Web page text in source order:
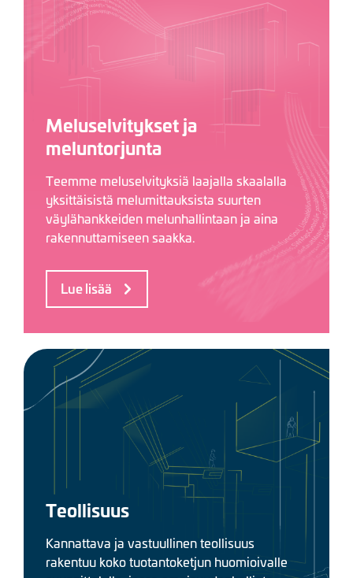
Meluselvitykset ja
meluntorjunta
Teemme meluselvityksiä laajalla skaalalla
yksittäisistä melumittauksista suurten
väylähankkeiden melunhallintaan ja aina
rakennuttamiseen saakka.
Lue lisää
Teollisuus
Kannattava ja vastuullinen teollisuus
rakentuu koko tuotantoketjun huomioivalle